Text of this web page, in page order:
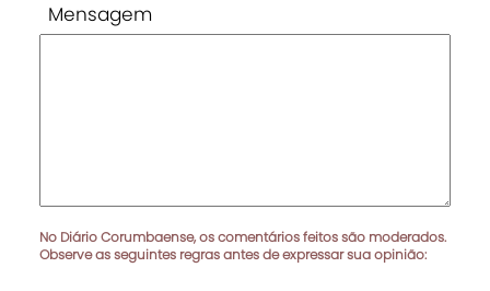
Mensagem
No Diário Corumbaense, os comentários feitos são moderados.
Observe as seguintes regras antes de expressar sua opinião: